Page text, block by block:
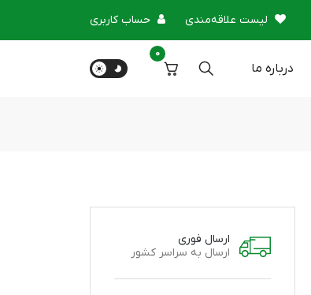
لیست علاقه‌مندی حساب کاربری
درباره‌ ما
0
ارسال فوری
ارسال به سراسر کشور